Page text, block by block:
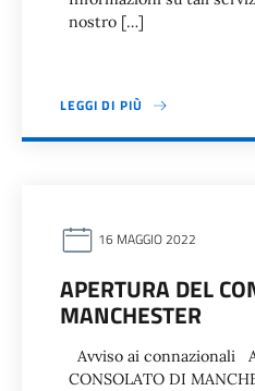
nostro […]
LEGGI DI PIÙ
16 MAGGIO 2022
APERTURA DEL
MANCHESTER
Avviso ai connazionali
CONSOLATO DI